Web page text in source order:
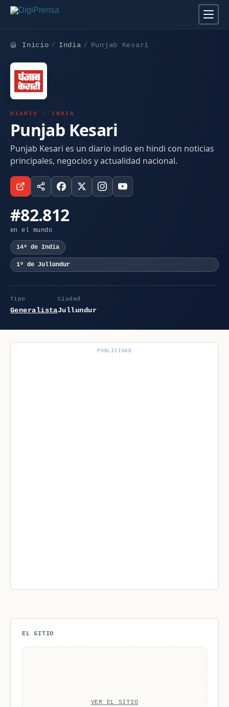
Inicio India Punjab Kesari
DIARIO · INDIA
Punjab Kesari
Punjab Kesari es un diario indio en hindi con noticias
principales, negocios y actualidad nacional.
#82.812
en el mundo
14º de India
1º de Jullundur
Tipo
Generalista
Ciudad
Jullundur
PUBLICIDAD
EL SITIO
VER EL SITIO